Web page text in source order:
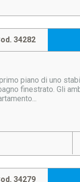
34282
piano di uno
finestrato. Gli
34279